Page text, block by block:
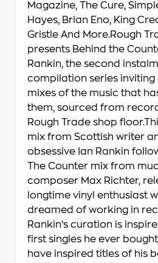
Magazine, The Cure,
Hayes, Brian Eno, King
Gristle And More.Rough
presents Behind the
Rankin, the second
compilation series
mixes of the music that
them, sourced from
Rough Trade shop
mix from Scottish writer
obsessive Ian Rankin
The Counter mix from
composer Max Richter,
longtime vinyl enthusiast
dreamed of working in
Rankin’s curation is
first singles he ever
have inspired titles of his